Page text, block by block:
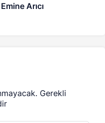
Emine Arıcı
Gerekli